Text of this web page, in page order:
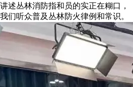
述丛林消防指和员的实正在糊口，
们听众普及丛林防火律例和常识。